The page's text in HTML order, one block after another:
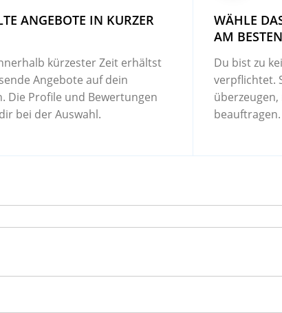
ANGEBOTE IN KURZER
kürzester Zeit erhältst
Angebote auf dein
Die Profile und Bewertungen
bei der Auswahl.
WÄHLE
AM
Du bist zu
verpflichtet.
beauftragen.